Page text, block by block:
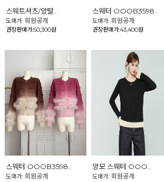
스웨트셔츠/양털..
도매가: 회원공개
권장판매가:50,300원
스웨터 OOOB3598..
도매가: 회원공개
권장판매가:43,400원
스웨터 OOOB3598..
도매가: 회원공개
양모 스웨터 OOO..
도매가: 회원공개